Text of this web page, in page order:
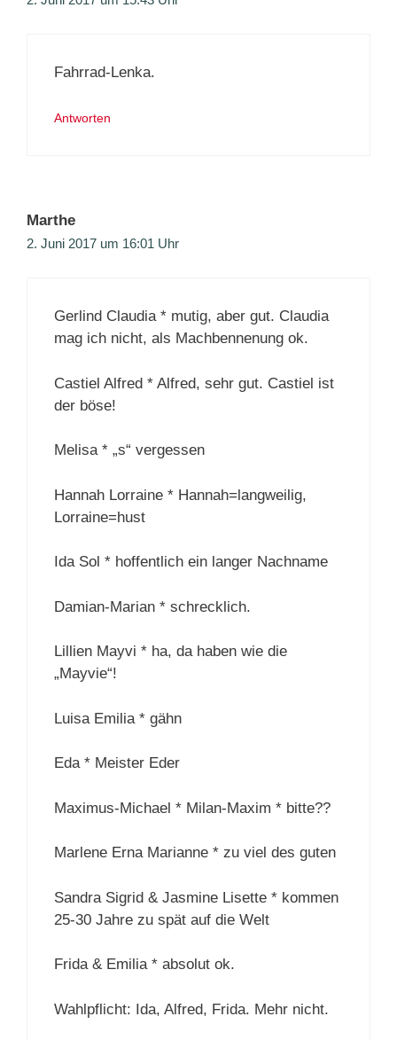
Fahrrad-Lenka.
Antworten
Marthe
2. Juni 2017 um 16:01 Uhr
Gerlind Claudia * mutig, aber gut. Claudia
mag ich nicht, als Machbennenung ok.
Castiel Alfred * Alfred, sehr gut. Castiel ist
der böse!
Melisa * „s“ vergessen
Hannah Lorraine * Hannah=langweilig,
Lorraine=hust
Ida Sol * hoffentlich ein langer Nachname
Damian-Marian * schrecklich.
Lillien Mayvi * ha, da haben wie die
„Mayvie“!
Luisa Emilia * gähn
Eda * Meister Eder
Maximus-Michael * Milan-Maxim * bitte??
Marlene Erna Marianne * zu viel des guten
Sandra Sigrid & Jasmine Lisette * kommen
25-30 Jahre zu spät auf die Welt
Frida & Emilia * absolut ok.
Wahlpflicht: Ida, Alfred, Frida. Mehr nicht.